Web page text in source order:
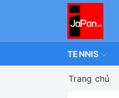
TENNIS
Trang chủ